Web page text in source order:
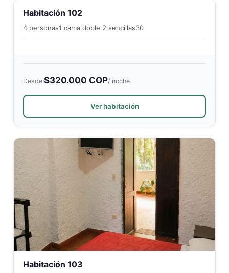
Habitación 102
4 personas1 cama doble 2 sencillas30
Desde:$320.000 COP/ noche
Ver habitación
Habitación 103